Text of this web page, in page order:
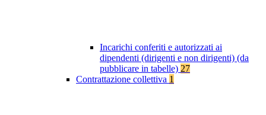
Incarichi conferiti e autorizzati ai
dipendenti (dirigenti e non dirigenti) (da
pubblicare in tabelle) 27
Contrattazione collettiva 1